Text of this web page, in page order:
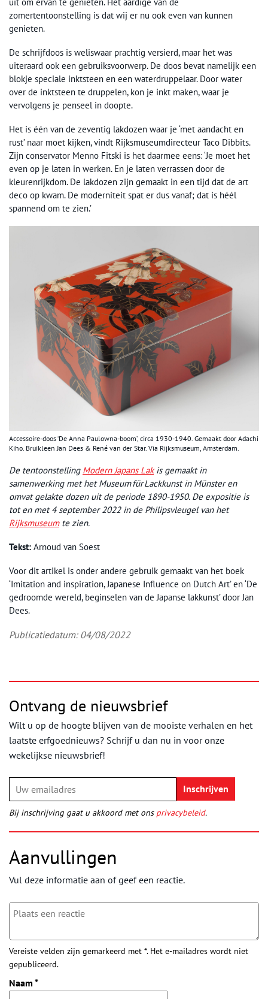
zomertentoonstelling is dat wij er nu ook even van kunnen
genieten.
De schrijfdoos is weliswaar prachtig versierd, maar het was
uiteraard ook een gebruiksvoorwerp. De doos bevat namelijk een
blokje speciale inktsteen en een waterdruppelaar. Door water
over de inktsteen te druppelen, kon je inkt maken, waar je
vervolgens je penseel in doopte.
Het is één van de zeventig lakdozen waar je ‘met aandacht en
rust’ naar moet kijken, vindt Rijksmuseumdirecteur Taco Dibbits.
Zijn conservator Menno Fitski is het daarmee eens: ‘Je moet het
even op je laten in werken. En je laten verrassen door de
kleurenrijkdom. De lakdozen zijn gemaakt in een tijd dat de art
deco op kwam. De moderniteit spat er dus vanaf; dat is héél
spannend om te zien.’
Accessoire-doos ‘De Anna Paulowna-boom’, circa 1930-1940. Gemaakt door Adachi
Kiho. Bruikleen Jan Dees & René van der Star. Via Rijksmuseum, Amsterdam.
De tentoonstelling Modern Japans Lakis gemaakt in
samenwerking met het Museum für Lackkunst in Münster en
omvat gelakte dozen uit de periode 1890-1950. De expositie is
tot en met 4 september 2022 in de Philipsvleugel van het
Rijksmuseumte zien.
Tekst: Arnoud van Soest
Voor dit artikel is onder andere gebruik gemaakt van het boek
‘Imitation and inspiration, Japanese Influence on Dutch Art’ en ‘De
gedroomde wereld, beginselen van de Japanse lakkunst’ door Jan
Dees.
Publicatiedatum: 04/08/2022
Ontvang de nieuwsbrief
Wilt u op de hoogte blijven van de mooiste verhalen en het
laatste erfgoednieuws? Schrijf u dan nu in voor onze
wekelijkse nieuwsbrief!
Bij inschrijving gaat u akkoord met ons privacybeleid.
Aanvullingen
Vul deze informatie aan of geef een reactie.
Vereiste velden zijn gemarkeerd met *. Het e-mailadres wordt niet
gepubliceerd.
Naam *